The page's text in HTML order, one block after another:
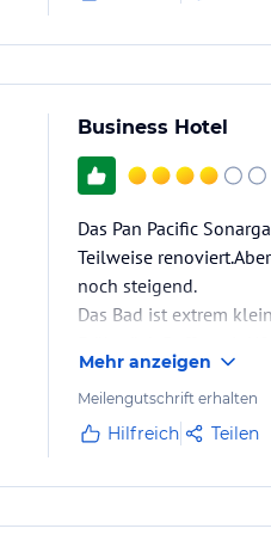
Business Hotel
Das Pan Pacific
Teilweise
noch steigend.
Das Bad ist extrem
Freitags kein Alkohol im
Mit den neuen Hotels
Mehr anzeigen
Meilengutschrift erhalten
Hilfreich Teilen